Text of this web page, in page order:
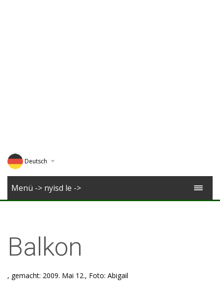
Deutsch
English
Menü -> nyisd le ->
Balkon
, gemacht: 2009. Mai 12., Foto: Abigail